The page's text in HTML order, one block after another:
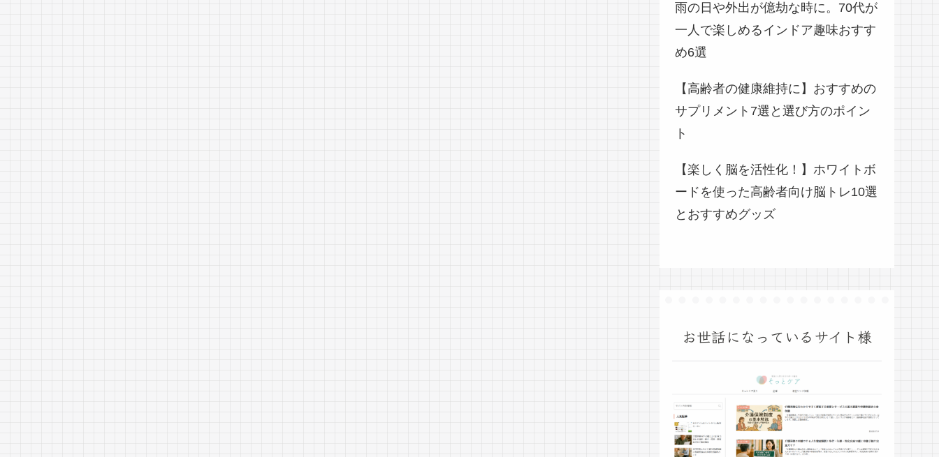
雨の日や外出が億劫な時に。70代が
一人で楽しめるインドア趣味おすす
め6選
【高齢者の健康維持に】おすすめの
サプリメント7選と選び方のポイン
ト
【楽しく脳を活性化！】ホワイトボ
ードを使った高齢者向け脳トレ10選
とおすすめグッズ
お世話になっているサイト様